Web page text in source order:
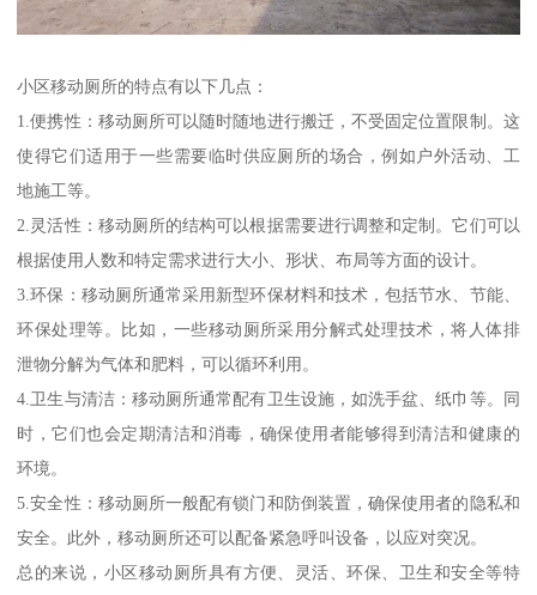
小区移动厕所的特点有以下几点：
1.便携性：移动厕所可以随时随地进行搬迁，不受固定位置限制。这
使得它们适用于一些需要临时供应厕所的场合，例如户外活动、工
地施工等。
2.灵活性：移动厕所的结构可以根据需要进行调整和定制。它们可以
根据使用人数和特定需求进行大小、形状、布局等方面的设计。
3.环保：移动厕所通常采用新型环保材料和技术，包括节水、节能、
环保处理等。比如，一些移动厕所采用分解式处理技术，将人体排
泄物分解为气体和肥料，可以循环利用。
4.卫生与清洁：移动厕所通常配有卫生设施，如洗手盆、纸巾等。同
时，它们也会定期清洁和消毒，确保使用者能够得到清洁和健康的
环境。
5.安全性：移动厕所一般配有锁门和防倒装置，确保使用者的隐私和
安全。此外，移动厕所还可以配备紧急呼叫设备，以应对突况。
总的来说，小区移动厕所具有方便、灵活、环保、卫生和安全等特